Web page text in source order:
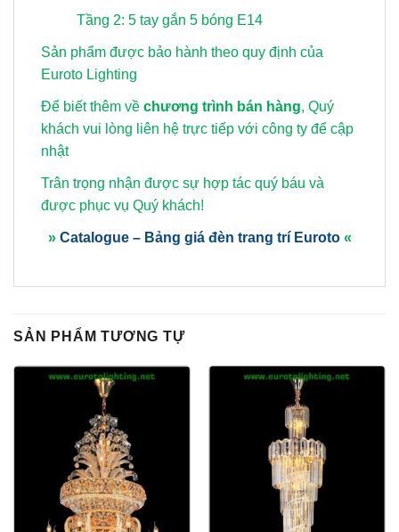
Tầng 2: 5 tay gắn 5 bóng E14
Sản phẩm được bảo hành theo quy định của
Euroto Lighting
Để biết thêm về chương trình bán hàng, Quý
khách vui lòng liên hệ trực tiếp với công ty để cập
nhật
Trân trọng nhận được sự hợp tác quý báu và
được phục vụ Quý khách!
» Catalogue – Bảng giá đèn trang trí Euroto «
SẢN PHẨM TƯƠNG TỰ